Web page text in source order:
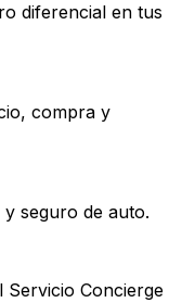
diferencial en tus
compra y
y seguro de auto.
Servicio Concierge